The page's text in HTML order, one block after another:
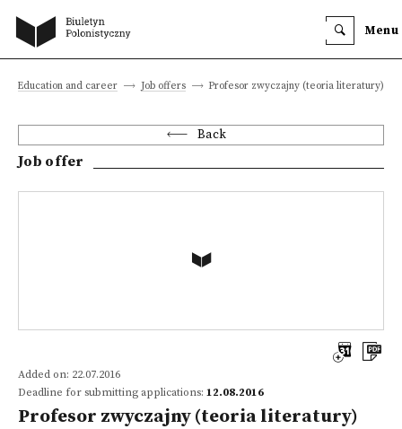
Menu
Education and career Job offers Profesor zwyczajny (teoria literatury)
Back
Job offer
Added on: 22.07.2016
Deadline for submitting applications: 12.08.2016
Profesor zwyczajny (teoria literatury)